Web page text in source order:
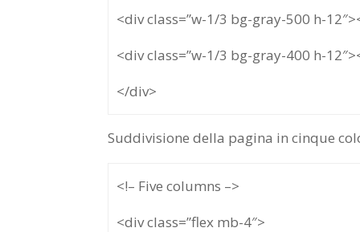
<div class=”w-1/3 bg-gray-500 h-
<div class=”w-1/3 bg-gray-400 h-
</div>
Suddivisione della pagina in cinque
<!– Five columns –>
<div class=”flex mb-4″>